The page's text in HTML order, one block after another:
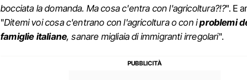
bocciata la domanda. Ma cosa c'entra con l'agricoltura?!?". E
"Ditemi voi cosa c'entrano con l'agricoltura o con iproblemi
famiglie italiane, sanare migliaia di immigranti irregolari".